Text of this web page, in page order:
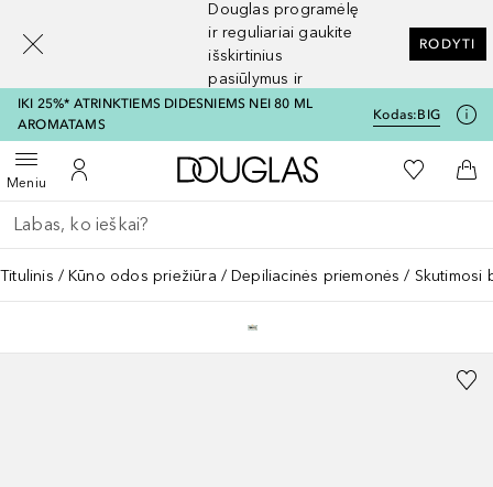
Douglas programėlę
ir reguliariai gaukite
išskirtinius
pasiūlymus ir
nuolaidas
RODYTI
IKI 25%* ATRINKTIEMS DIDESNIEMS NEI 80 ML
AROMATAMS
Kodas:BIG
MeniuAtidaryti meniuĮ mano paskyrą
Į Douglas pagrindinį
Į mano
Į
Grįžk atgal
Vykdykite paiešką
Titulinis Kūno odos priežiūra Depiliacinės priemonės Skutimosi
[navigation.slideout.screenreader]